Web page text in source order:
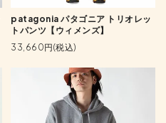
patagonia パタゴニア トリオレッ
トパンツ【ウィメンズ】
33,660円(税込)